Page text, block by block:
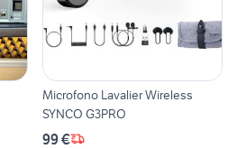
Microfono Lavalier Wireless
SYNCO G3PRO
99 €